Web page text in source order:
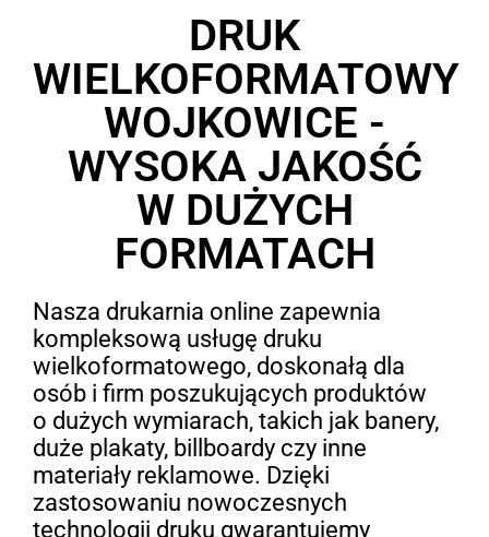
DRUK
WIELKOFORMATOWY
WOJKOWICE -
WYSOKA JAKOŚĆ
W DUŻYCH
FORMATACH
Nasza drukarnia online zapewnia
kompleksową usługę druku
wielkoformatowego, doskonałą dla
osób i firm poszukujących produktów
o dużych wymiarach, takich jak banery,
duże plakaty, billboardy czy inne
materiały reklamowe. Dzięki
zastosowaniu nowoczesnych
technologii druku gwarantujemy